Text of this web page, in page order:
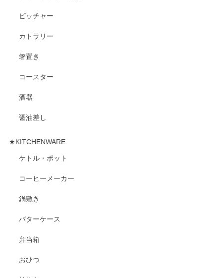
ピッチャー
カトラリー
箸置き
コースター
酒器
醤油差し
★KITCHENWARE
ケトル・ポット
コーヒーメーカー
鍋敷き
バターケース
弁当箱
おひつ